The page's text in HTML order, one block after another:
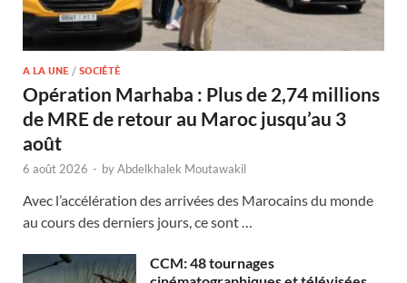
A LA UNE / SOCIÉTÉ
Opération Marhaba : Plus de 2,74 millions
de MRE de retour au Maroc jusqu’au 3
août
6 août 2026 - byAbdelkhalek Moutawakil
Avec l’accélération des arrivées des Marocains du monde
au cours des derniers jours, ce sont …
CCM: 48 tournages